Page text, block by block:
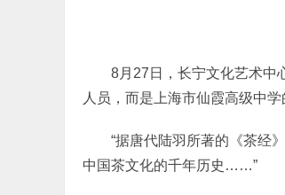
8月27日，长宁文化艺术中
人员，而是上海市仙霞高级中
“据唐代陆羽所著的《茶经
中国茶文化的千年历史……”